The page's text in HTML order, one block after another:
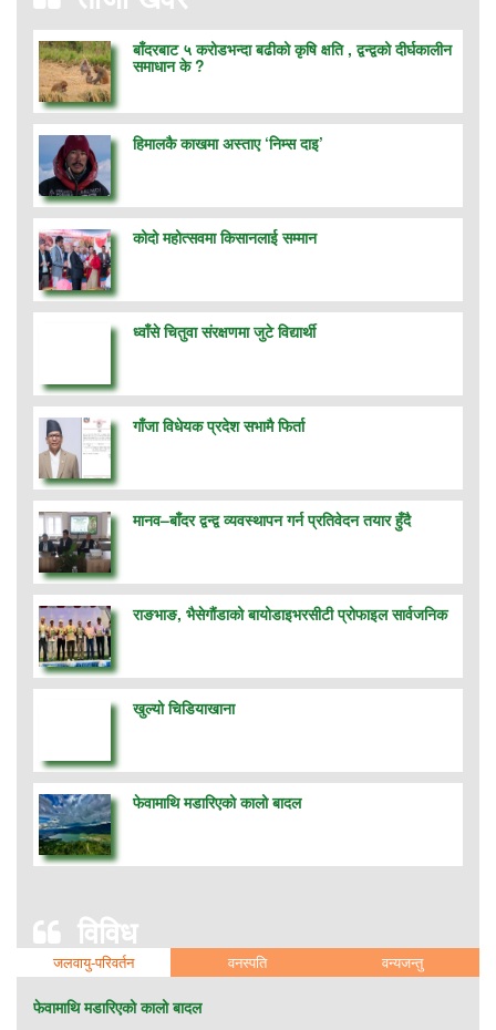
बाँदरबाट ५ करोडभन्दा बढीको कृषि क्षति , द्वन्द्वको दीर्घकालीन
समाधान के ?
हिमालकै काखमा अस्ताए ‘निम्स दाइ’
कोदो महोत्सवमा किसानलाई सम्मान
ध्वाँसे चितुवा संरक्षणमा जुटे विद्यार्थी
गाँजा विधेयक प्रदेश सभामै फिर्ता
मानव–बाँदर द्वन्द्व व्यवस्थापन गर्न प्रतिवेदन तयार हुँदै
राङभाङ, भैसेगौंडाको बायोडाइभरसीटी प्रोफाइल सार्वजनिक
खुल्यो चिडियाखाना
फेवामाथि मडारिएको कालो बादल
विविध
जलवायु-परिवर्तन वनस्पति वन्यजन्तु
फेवामाथि मडारिएको कालो बादल